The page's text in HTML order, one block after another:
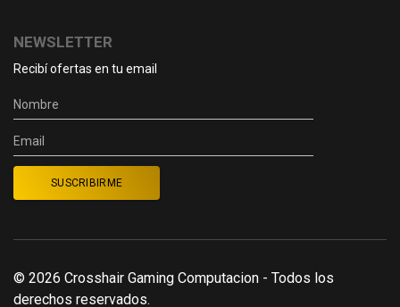
NEWSLETTER
Recibí ofertas en tu email
© 2026 Crosshair Gaming Computacion - Todos los
derechos reservados.